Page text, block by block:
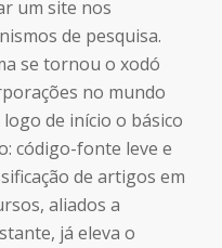
um site nos
de pesquisa.
se tornou o xodó
no mundo
de início o básico
código-fonte leve e
de artigos em
aliados a
já eleva o